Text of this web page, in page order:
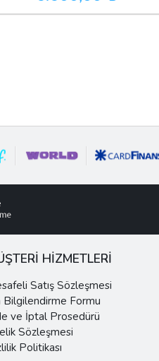
HİZMETLERİ
Satış Sözleşmesi
Bilgilendirme Formu
ve İptal Prosedürü
Sözleşmesi
Politikası